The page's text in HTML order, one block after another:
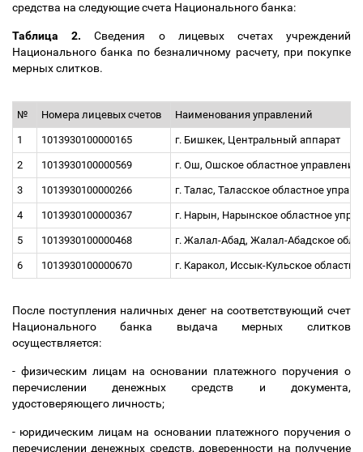
средства на следующие счета Национального банка:
Таблица 2. Сведения о лицевых счетах учреждений
Национального банка по безналичному расчету, при покупке
мерных слитков.
№ Номера лицевых счетов Наименования управлений
1 1013930100000165 г. Бишкек, Центральный аппарат
2 1013930100000569 г. Ош, Ошское областное
3 1013930100000266 г. Талас, Таласское областное
4 1013930100000367 г. Нарын, Нарынское областное
5 1013930100000468 г. Жалал-Абад, Жалал-Абадское
6 1013930100000670 г. Каракол, Иссык-Кульское
После поступления наличных денег на соответствующий счет
Национального банка выдача мерных слитков
осуществляется:
- физическим лицам на основании платежного поручения о
перечислении денежных средств и документа,
удостоверяющего личность;
- юридическим лицам на основании платежного поручения о
перечислении денежных средств, доверенности на получение